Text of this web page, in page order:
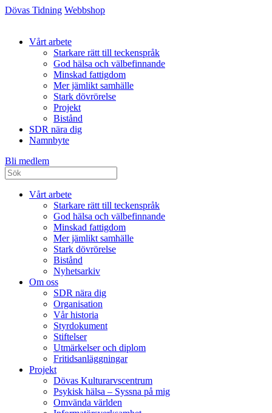
Dövas Tidning Webbshop
Vårt arbete
Starkare rätt till teckenspråk
God hälsa och välbefinnande
Minskad fattigdom
Mer jämlikt samhälle
Stark dövrörelse
Projekt
Bistånd
SDR nära dig
Namnbyte
Bli medlem
Vårt arbete
Starkare rätt till teckenspråk
God hälsa och välbefinnande
Minskad fattigdom
Mer jämlikt samhälle
Stark dövrörelse
Bistånd
Nyhetsarkiv
Om oss
SDR nära dig
Organisation
Vår historia
Styrdokument
Stiftelser
Utmärkelser och diplom
Fritidsanläggningar
Projekt
Dövas Kulturarvscentrum
Psykisk hälsa – Syssna på mig
Omvända världen